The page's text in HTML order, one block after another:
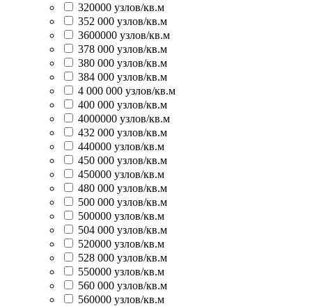
320000 узлов/кв.м
352 000 узлов/кв.м
3600000 узлов/кв.м
378 000 узлов/кв.м
380 000 узлов/кв.м
384 000 узлов/кв.м
4 000 000 узлов/кв.м
400 000 узлов/кв.м
4000000 узлов/кв.м
432 000 узлов/кв.м
440000 узлов/кв.м
450 000 узлов/кв.м
450000 узлов/кв.м
480 000 узлов/кв.м
500 000 узлов/кв.м
500000 узлов/кв.м
504 000 узлов/кв.м
520000 узлов/кв.м
528 000 узлов/кв.м
550000 узлов/кв.м
560 000 узлов/кв.м
560000 узлов/кв.м